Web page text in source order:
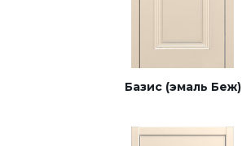
Базис (эмаль Беж)